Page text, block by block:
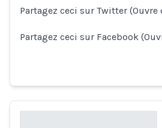
Partagez ceci sur Twitter
Partagez ceci sur Facebook